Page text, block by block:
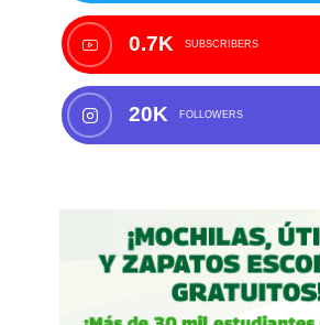
0.7K SUBSCRIBERS
20K FOLLOWERS